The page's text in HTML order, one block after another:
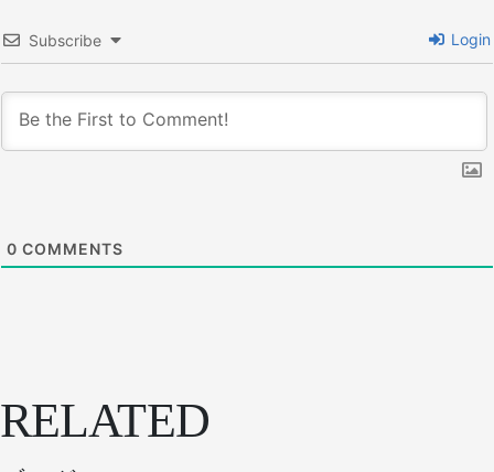
Subscribe Login
0 COMMENTS
RELATED